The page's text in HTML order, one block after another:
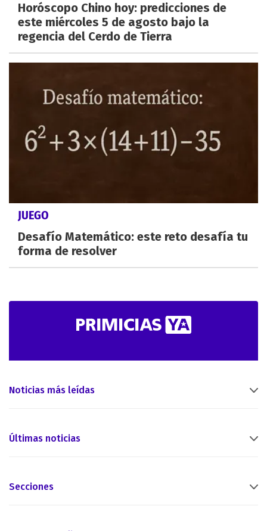
Horóscopo Chino hoy: predicciones de
este miércoles 5 de agosto bajo la
regencia del Cerdo de Tierra
JUEGO
Desafío Matemático: este reto desafía tu
forma de resolver
Noticias más leídas
Últimas noticias
Secciones